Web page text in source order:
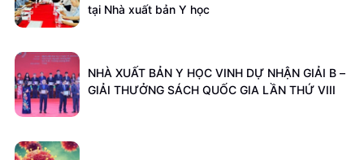
tại Nhà xuất bản Y học
NHÀ XUẤT BẢN Y HỌC VINH DỰ NHẬN GIẢI B –
GIẢI THƯỞNG SÁCH QUỐC GIA LẦN THỨ VIII